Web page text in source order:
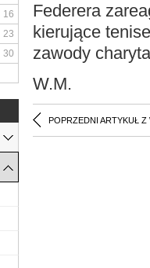
Federera
kierujące
zawody
W.M.
POPRZEDNI ARTYKUŁ Z
16
23
30